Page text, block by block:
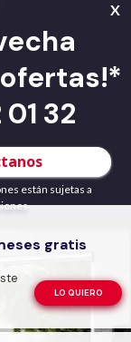
el
8.000€
32
X
están sujetas a
gratis
LO QUIERO